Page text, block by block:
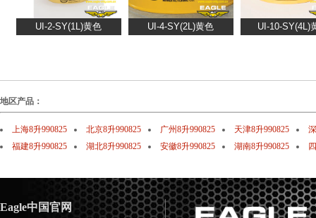
地区产品：
上海8升990825 北京8升990825 广州8升990825 天津8升990825
福建8升990825
湖北8升990825 安徽8升990825 湖南8升990825
Eagle中国官网